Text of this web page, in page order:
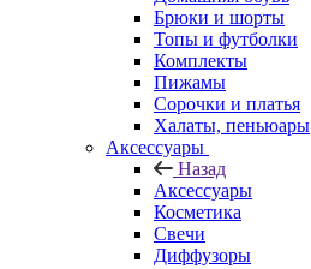
Брюки и шорты
Топы и футболки
Комплекты
Пижамы
Сорочки и платья
Халаты, пеньюары
Аксессуары
Назад
Аксессуары
Косметика
Свечи
Диффузоры